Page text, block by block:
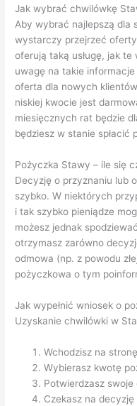
Jak wybrać chwilówkę
Aby wybrać najlepszą dla
wystarczy przejrzeć
oferują taką usługę, jak
uwagę na takie
oferta dla nowych
niskiej kwocie jest
miesięcznych rat będzie
będziesz w stanie spłacić
Pożyczka Stawy – ile się
Decyzję o przyznaniu lub
szybko. W niektórych
i tak szybko pieniądze
możesz jednak
otrzymasz zarówno
odmowa (np. z powodu
pożyczkowa o tym
Jak wypełnić wniosek o
Uzyskanie chwilówki w
Wchodzisz na
Wybierasz kwotę
Potwierdzasz swoje
Czekasz na